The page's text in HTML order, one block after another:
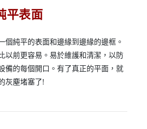
平表面
個純平的表面和邊緣到邊緣的邊框。
以前更容易。易於維護和清潔，以防
備的每個開口。有了真正的平面，就
灰塵堵塞了!